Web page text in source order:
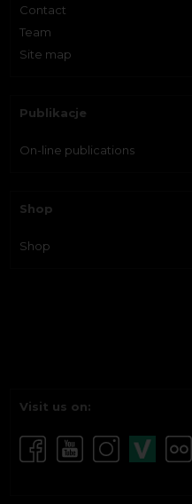
Contact
Team
Site map
Publikacje
On-line publications
Shop
Shop
Visit us on: